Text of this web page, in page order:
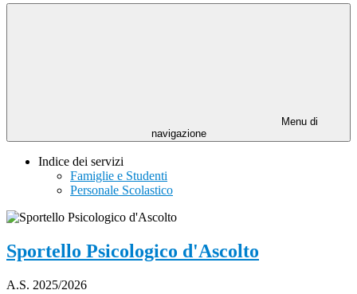
Menu di
navigazione
Indice dei servizi
Famiglie e Studenti
Personale Scolastico
Sportello Psicologico d'Ascolto
A.S. 2025/2026